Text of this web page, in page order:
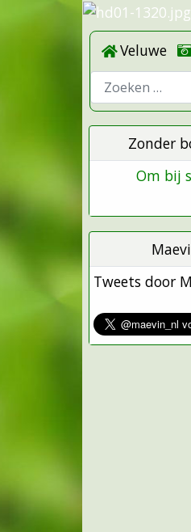
Veluwe
Zoeken
Zonder
Om bij
Tweets door